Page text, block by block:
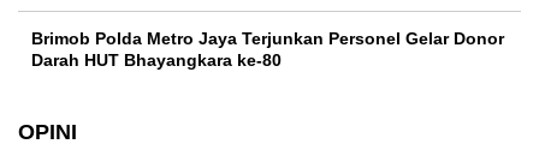
Brimob Polda Metro Jaya Terjunkan Personel Gelar Donor
Darah HUT Bhayangkara ke-80
OPINI